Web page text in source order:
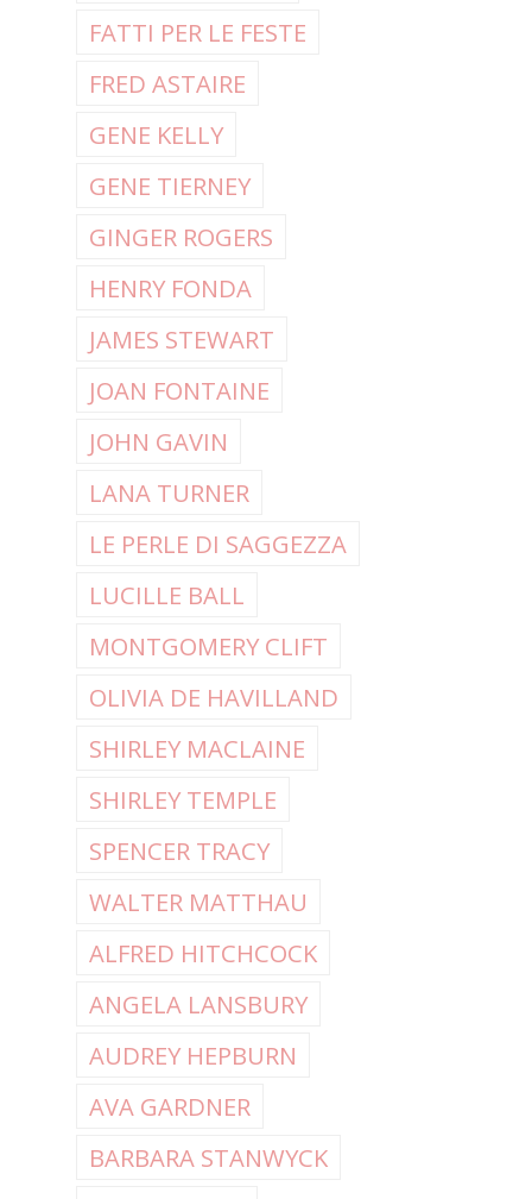
FATTI PER LE FESTE
FRED ASTAIRE
GENE KELLY
GENE TIERNEY
GINGER ROGERS
HENRY FONDA
JAMES STEWART
JOAN FONTAINE
JOHN GAVIN
LANA TURNER
LE PERLE DI SAGGEZZA
LUCILLE BALL
MONTGOMERY CLIFT
OLIVIA DE HAVILLAND
SHIRLEY MACLAINE
SHIRLEY TEMPLE
SPENCER TRACY
WALTER MATTHAU
ALFRED HITCHCOCK
ANGELA LANSBURY
AUDREY HEPBURN
AVA GARDNER
BARBARA STANWYCK